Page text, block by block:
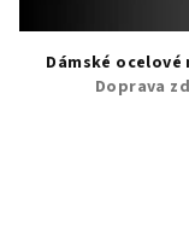
Dámské ocelové
Doprava